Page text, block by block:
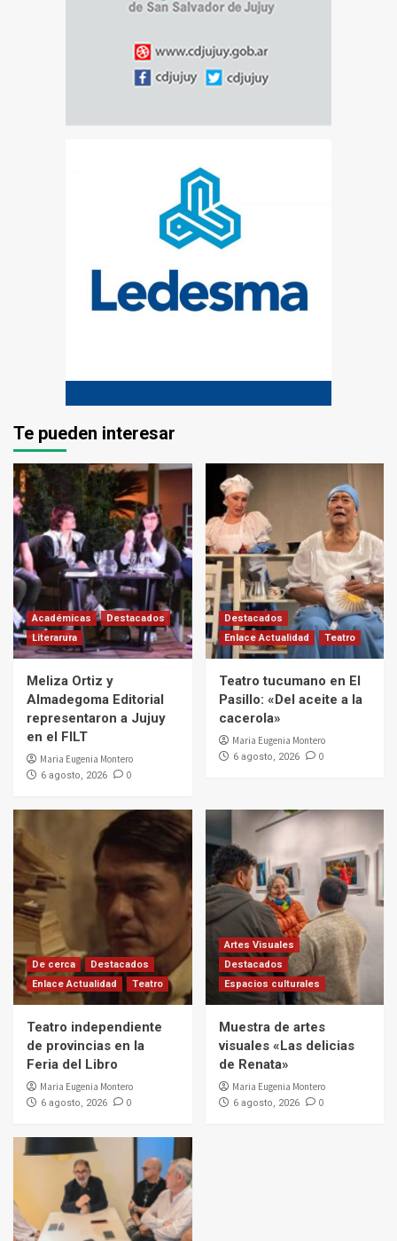
Te pueden interesar
Académicas
Destacados
Literarura
Meliza Ortiz y
Almadegoma Editorial
representaron a Jujuy
en el FILT
Maria Eugenia Montero
6 agosto, 2026 0
Destacados
Enlace Actualidad
Teatro
Teatro tucumano en El
Pasillo: «Del aceite a la
cacerola»
Maria Eugenia Montero
6 agosto, 2026 0
De cerca
Destacados
Enlace Actualidad
Teatro
Teatro independiente
de provincias en la
Feria del Libro
Maria Eugenia Montero
6 agosto, 2026 0
Artes Visuales
Destacados
Espacios culturales
Muestra de artes
visuales «Las delicias
de Renata»
Maria Eugenia Montero
6 agosto, 2026 0